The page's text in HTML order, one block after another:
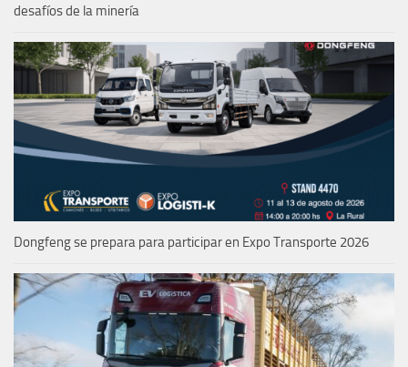
desafíos de la minería
Dongfeng se prepara para participar en Expo Transporte 2026